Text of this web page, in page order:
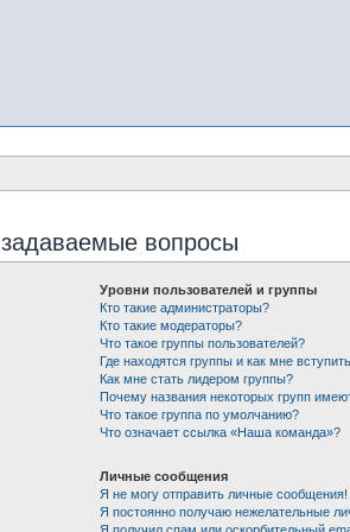
вопросы
Уровни пользователей и группы
Кто такие администраторы?
Кто такие модераторы?
Что такое группы пользователей?
Где находятся группы и как мне
Как мне стать лидером группы?
Почему названия некоторых групп
Что такое группа по умолчанию?
Что означает ссылка «Наша команда»?
Личные сообщения
Я не могу отправить личные сообщения!
Я постоянно получаю нежелательные